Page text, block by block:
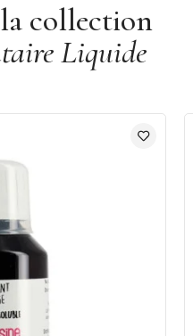
collection
Liquide